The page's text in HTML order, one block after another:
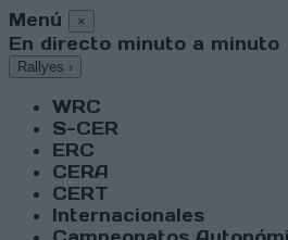
Menú ×
En directo minuto a minuto
Rallyes ›
WRC
S-CER
ERC
CERA
CERT
Internacionales